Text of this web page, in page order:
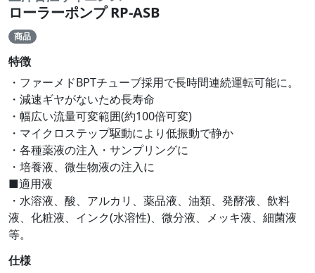
ローラーポンプ RP-ASB
商品
特徴
・ファーメドBPTチューブ採用で長時間連続運転可能に。
・減速ギヤがないため長寿命
・幅広い流量可変範囲(約100倍可変)
・マイクロステップ駆動により低振動で静か
・各種薬液の注入・サンプリングに
・培養液、微生物液の注入に
■適用液
・水溶液、酸、アルカリ、薬品液、油類、発酵液、飲料
液、化粧液、インク(水溶性)、微分液、メッキ液、細菌液
等。
仕様